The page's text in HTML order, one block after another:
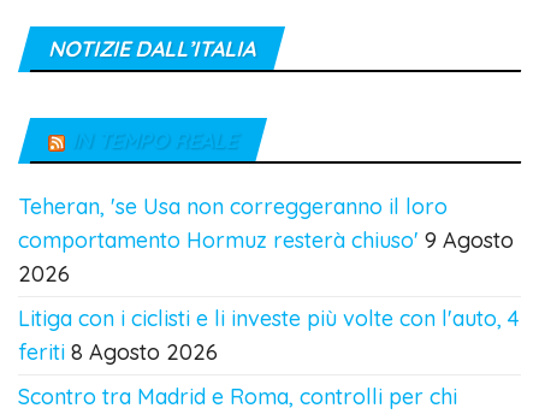
NOTIZIE DALL’ITALIA
IN TEMPO REALE
Teheran, 'se Usa non correggeranno il loro
comportamento Hormuz resterà chiuso' 9 Agosto
2026
Litiga con i ciclisti e li investe più volte con l'auto, 4
feriti 8 Agosto 2026
Scontro tra Madrid e Roma, controlli per chi